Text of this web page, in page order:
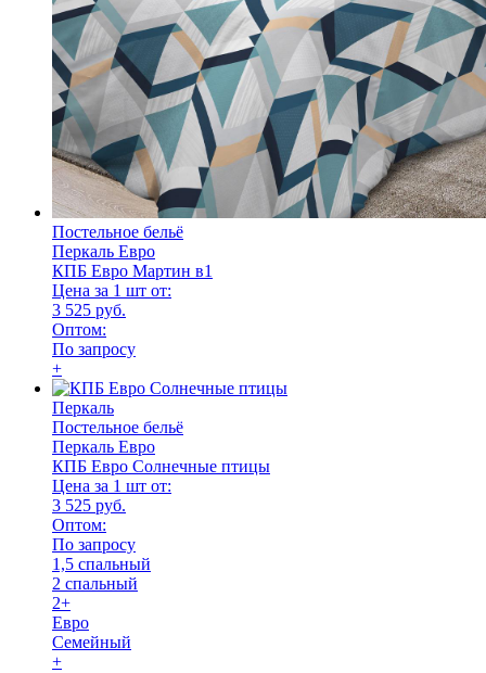
Постельное бельё
Перкаль Евро
КПБ Евро Мартин в1
Цена за 1 шт от:
3 525 руб.
Оптом:
По запросу
+
Перкаль
Постельное бельё
Перкаль Евро
КПБ Евро Солнечные птицы
Цена за 1 шт от:
3 525 руб.
Оптом:
По запросу
1,5 спальный
2 спальный
2+
Евро
Семейный
+